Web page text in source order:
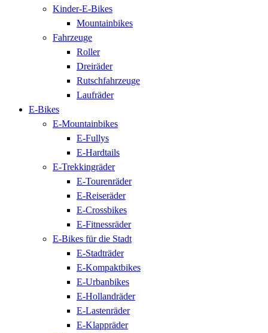
Kinder-E-Bikes
Mountainbikes
Fahrzeuge
Roller
Dreiräder
Rutschfahrzeuge
Laufräder
E-Bikes
E-Mountainbikes
E-Fullys
E-Hardtails
E-Trekkingräder
E-Tourenräder
E-Reiseräder
E-Crossbikes
E-Fitnessräder
E-Bikes für die Stadt
E-Stadträder
E-Kompaktbikes
E-Urbanbikes
E-Hollandräder
E-Lastenräder
E-Klappräder